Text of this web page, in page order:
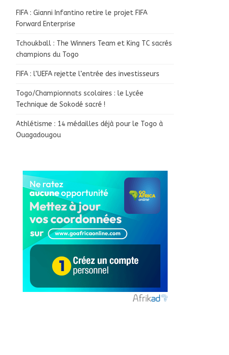
FIFA : Gianni Infantino retire le projet FIFA
Forward Enterprise
Tchoukball : The Winners Team et King TC sacrés
champions du Togo
FIFA : l’UEFA rejette l’entrée des investisseurs
Togo/Championnats scolaires : le Lycée
Technique de Sokodé sacré !
Athlétisme : 14 médailles déjà pour le Togo à
Ouagadougou